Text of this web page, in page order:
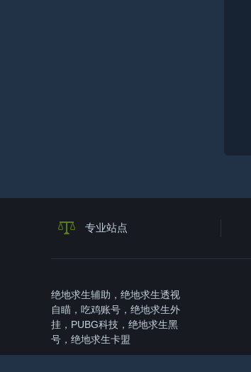
专业站点
绝地求生辅助，绝地求生透视
自瞄，吃鸡账号，绝地求生外
挂，PUBG科技，绝地求生黑
号，绝地求生卡盟